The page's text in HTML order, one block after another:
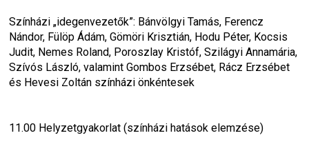
Színházi „idegenvezetők”: Bánvölgyi Tamás, Ferencz
Nándor, Fülöp Ádám, Gömöri Krisztián, Hodu Péter, Kocsis
Judit, Nemes Roland, Poroszlay Kristóf, Szilágyi Annamária,
Szívós László, valamint Gombos Erzsébet, Rácz Erzsébet
és Hevesi Zoltán színházi önkéntesek
11.00 Helyzetgyakorlat (színházi hatások elemzése)